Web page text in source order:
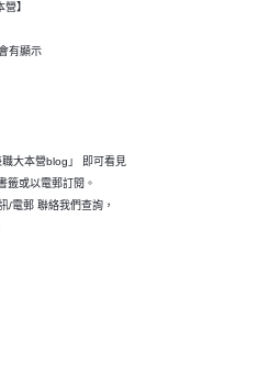
營】
有顯示
大本營blog」 即可看見
籤或以電郵訂閱。
郵 聯絡我們查詢，